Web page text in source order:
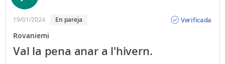
19/01/2024 En pareja
Verificada
Rovaniemi
Val la pena anar a l'hivern.